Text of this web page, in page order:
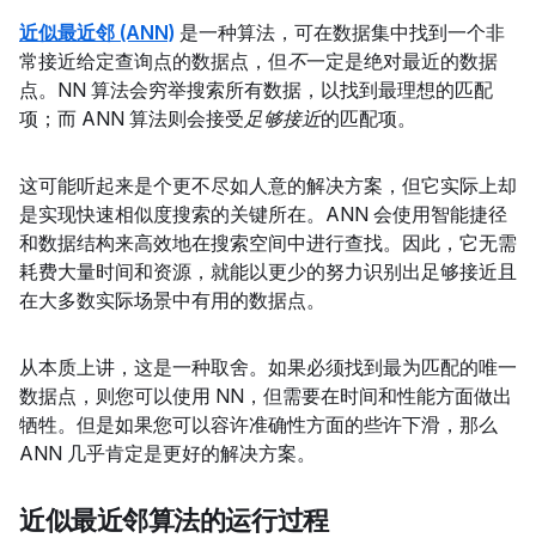
近似最近邻 (ANN) 是一种算法，可在数据集中找到一个非
常接近给定查询点的数据点，但不一定是绝对最近的数据
点。NN 算法会穷举搜索所有数据，以找到最理想的匹配
项；而 ANN 算法则会接受足够接近的匹配项。
这可能听起来是个更不尽如人意的解决方案，但它实际上却
是实现快速相似度搜索的关键所在。ANN 会使用智能捷径
和数据结构来高效地在搜索空间中进行查找。因此，它无需
耗费大量时间和资源，就能以更少的努力识别出足够接近且
在大多数实际场景中有用的数据点。
从本质上讲，这是一种取舍。如果必须找到最为匹配的唯一
数据点，则您可以使用 NN，但需要在时间和性能方面做出
牺牲。但是如果您可以容许准确性方面的些许下滑，那么
ANN 几乎肯定是更好的解决方案。
近似最近邻算法的运行过程